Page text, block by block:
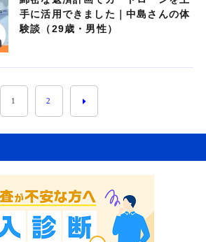
手に活用できました｜中島さんの体
験談（29歳・男性）
1 2